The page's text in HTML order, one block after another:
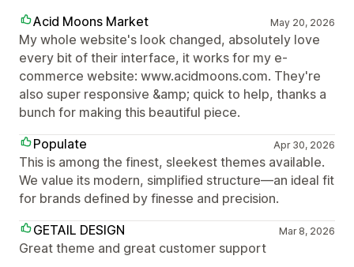
Acid Moons Market May 20, 2026
My whole website's look changed, absolutely love
every bit of their interface, it works for my e-
commerce website: www.acidmoons.com. They're
also super responsive &amp; quick to help, thanks a
bunch for making this beautiful piece.
Populate
Apr 30, 2026
This is among the finest, sleekest themes available.
We value its modern, simplified structure—an ideal fit
for brands defined by finesse and precision.
GETAIL DESIGN
Mar 8, 2026
Great theme and great customer support